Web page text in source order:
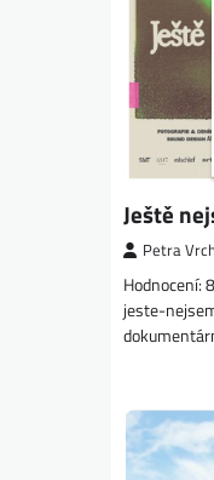
Ještě
Petra
Hodnocení:
jeste-